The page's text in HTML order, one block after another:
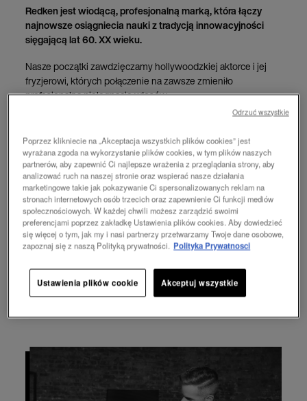
Redken jest wiodącą, profesjonalną marką, która łączy
najnowsze osiągniecia nauki z tradycją innowacyjności
sięgającą lat 60. XX wieku.
Nasze początki zawdzięczamy hollywoodzkiej aktorce i jej
fryzjerowi, których połączenie na zawsze zmieniło
profesjonalną pielęgnację włosów.
naukowe podejście do włosów i odkryła formułę, która
do dziś wyznacza standardy pielęgnacji włosów:
PROTEINY
NAWILŻENIE
KWASOWE pH
ZDROWE WŁOSY
Poprzez klikniecie na „Akceptacja wszystkich plików cookies” jest
wyrażana zgoda na wykorzystanie plików cookies, w tym plików naszych
partnerów, aby zapewnić Ci najlepsze wrażenia z przeglądania strony, aby
analizować ruch na naszej stronie oraz wspierać nasze działania
marketingowe takie jak pokazywanie Ci spersonalizowanych reklam na
stronach internetowych osób trzecich oraz zapewnienie Ci funkcji mediów
społecznościowych. W każdej chwili możesz zarządzić swoimi
preferencjami poprzez zakładkę Ustawienia plików cookies. Aby dowiedzieć
się więcej o tym, jak my i nasi partnerzy przetwarzamy Twoje dane osobowe,
zapoznaj się z naszą Polityką prywatności. Polityka Prywatnosci
Ustawienia plików cookie Akceptuj wszystkie
Odrzuć wszystkie